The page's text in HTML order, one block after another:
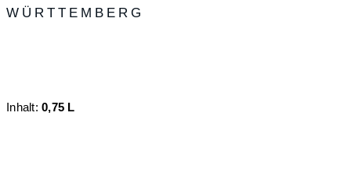
WÜRTTEMBERG
Inhalt: 0,75 L